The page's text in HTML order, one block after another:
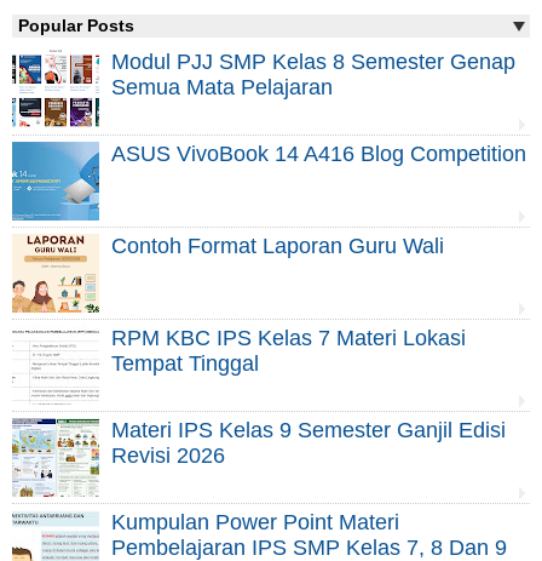
Popular Posts
Modul PJJ SMP Kelas 8 Semester Genap
Semua Mata Pelajaran
ASUS VivoBook 14 A416 Blog Competition
Contoh Format Laporan Guru Wali
RPM KBC IPS Kelas 7 Materi Lokasi
Tempat Tinggal
Materi IPS Kelas 9 Semester Ganjil Edisi
Revisi 2026
Kumpulan Power Point Materi
Pembelajaran IPS SMP Kelas 7, 8 Dan 9